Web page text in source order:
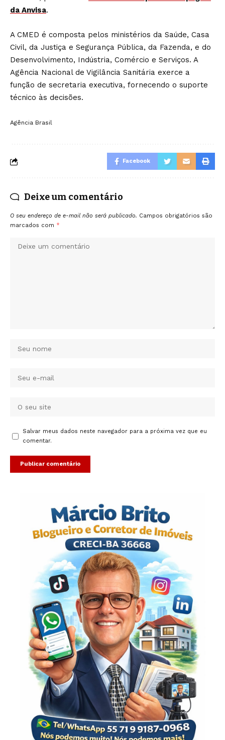
da Anvisa.
A CMED é composta pelos ministérios da Saúde, Casa
Civil, da Justiça e Segurança Pública, da Fazenda, e do
Desenvolvimento, Indústria, Comércio e Serviços. A
Agência Nacional de Vigilância Sanitária exerce a
função de secretaria executiva, fornecendo o suporte
técnico às decisões.
Agência Brasil
Facebook
Deixe um comentário
O seu endereço de e-mail não será publicado. Campos obrigatórios são
marcados com *
Salvar meus dados neste navegador para a próxima vez que eu
comentar.